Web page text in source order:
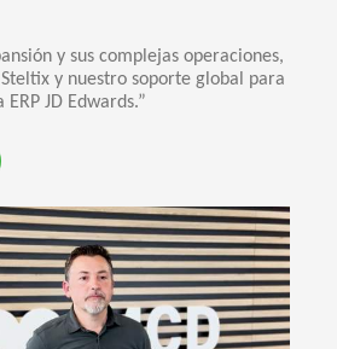
y sus complejas operaciones,
Steltix y nuestro soporte global para
JD Edwards.”